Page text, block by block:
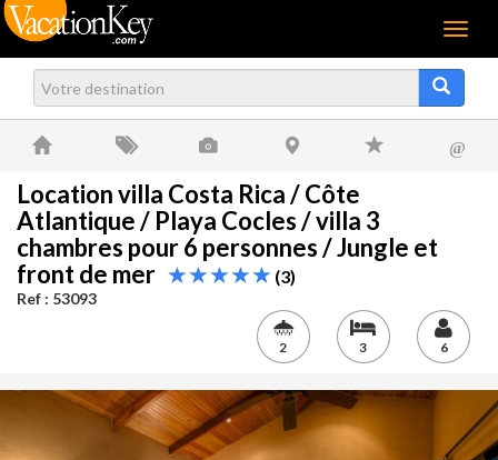
Menu
@
Location villa Costa Rica / Côte
Atlantique / Playa Cocles / villa 3
chambres pour 6 personnes / Jungle et
front de mer
(3)
Ref : 53093
2 3 6